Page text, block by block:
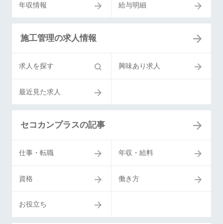
年収情報 給与明細
施工管理の求人情報
求人を探す 興味あり求人
最近見た求人
セコカンプラスの記事
仕事・転職 年収・給料
資格 働き方
お役立ち